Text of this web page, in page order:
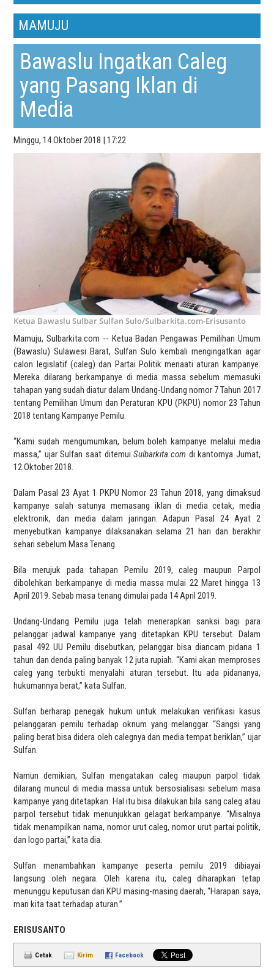
MAMUJU
Bawaslu Ingatkan Caleg
yang Pasang Iklan di
Media
Minggu, 14 Oktober 2018 | 17:22
Ketua Bawaslu Sulbar Sulfan Sulo/Sulbarkita.com-Erisusanto
Mamuju, Sulbarkita.com -- Ketua Badan Pengawas Pemilihan Umum
(Bawaslu) Sulawesi Barat, Sulfan Sulo kembali mengingatkan agar
calon legislatif (caleg) dan Partai Politik menaati aturan kampanye.
Mereka dilarang berkampanye di media massa sebelum memasuki
tahapan yang sudah diatur dalam Undang-Undang nomor 7 Tahun 2017
tentang Pemilihan Umum dan Peraturan KPU (PKPU) nomor 23 Tahun
2018 tentang Kampanye Pemilu.
“Kami sudah mengumumkan, belum boleh kampanye melalui media
massa,” ujar Sulfan saat ditemuiSulbarkita.com di kantornya Jumat,
12 Oktober 2018.
Dalam Pasal 23 Ayat 1 PKPU Nomor 23 Tahun 2018, yang dimaksud
kampanye salah satunya memasang iklan di media cetak, media
elektronik, dan media dalam jaringan. Adapun Pasal 24 Ayat 2
menyebutkan kampanye dilaksanakan selama 21 hari dan berakhir
sehari sebelum Masa Tenang.
Bila merujuk pada tahapan Pemilu 2019, caleg maupun Parpol
dibolehkan berkampanye di media massa mulai 22 Maret hingga 13
April 2019. Sebab masa tenang dimulai pada 14 April 2019.
Undang-Undang Pemilu juga telah menerapkan sanksi bagi para
pelanggar jadwal kampanye yang ditetapkan KPU tersebut. Dalam
pasal 492 UU Pemilu disebutkan, pelanggar bisa diancam pidana 1
tahun dan denda paling banyak 12 juta rupiah. “Kami akan memproses
caleg yang terbukti menyalahi aturan tersebut. Itu ada pidananya,
hukumannya berat,” kata Sulfan.
Sulfan berharap penegak hukum untuk melakukan verifikasi kasus
pelanggaran pemilu terhadap oknum yang melanggar. “Sangsi yang
paling berat bisa didera oleh calegnya dan media tempat beriklan,” ujar
Sulfan.
Namun demikian, Sulfan mengatakan caleg maupun parpol tidak
dilarang muncul di media massa untuk bersosialisasi sebelum masa
kampanye yang ditetapkan. Hal itu bisa dilakukan bila sang caleg atau
parpol tersebut tidak menunjukkan gelagat berkampanye. “Misalnya
tidak menampilkan nama, nomor urut caleg, nomor urut partai politik,
dan logo partai,” kata dia.
Sulfan menambahkan kampanye peserta pemilu 2019 dibiayai
langsung oleh negara. Oleh karena itu, caleg diharapkan tetap
menunggu keputusan dari KPU masing-masing daerah, “Harapan saya,
mari kita taat terhadap aturan.”
ERISUSANTO
Cetak Kirim Facebook